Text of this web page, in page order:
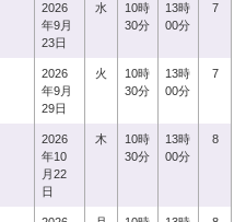
2026
年9月
23日
水
10時
30分
13時
00分
7
2026
年9月
29日
火
10時
30分
13時
00分
7
2026
年10
月22
日
木
10時
30分
13時
00分
8